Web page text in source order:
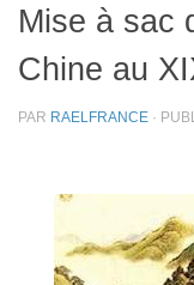
Mise à sac
Chine au
PAR RAELFRANCE ·